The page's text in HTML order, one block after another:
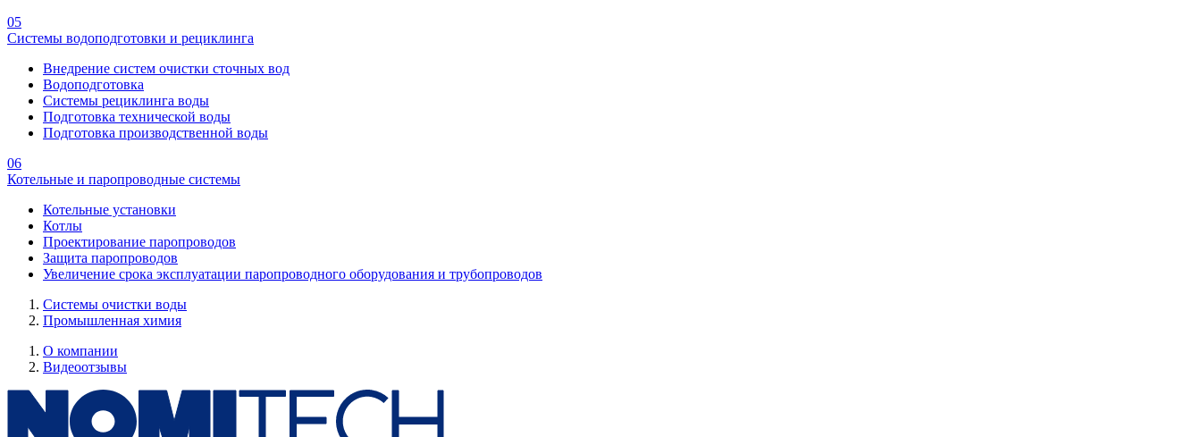
05
Системы водоподготовки и рециклинга
Внедрение систем очистки сточных вод
Водоподготовка
Системы рециклинга воды
Подготовка технической воды
Подготовка производственной воды
06
Котельные и паропроводные системы
Котельные установки
Котлы
Проектирование паропроводов
Защита паропроводов
Увеличение срока эксплуатации паропроводного оборудования и трубопроводов
Системы очистки воды
Промышленная химия
О компании
Видеоотзывы